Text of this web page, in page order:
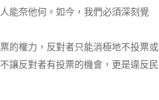
能奈他何。如今，我們必須深刻覺
的權力，反對者只能消極地不投票或
讓反對者有投票的機會，更是違反民